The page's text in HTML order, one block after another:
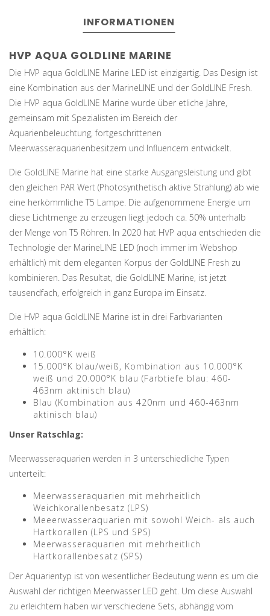
INFORMATIONEN
HVP AQUA GOLDLINE MARINE
Die HVP aqua GoldLINE Marine LED ist einzigartig. Das Design ist
eine Kombination aus der MarineLINE und der GoldLINE Fresh.
Die HVP aqua GoldLINE Marine wurde über etliche Jahre,
gemeinsam mit Spezialisten im Bereich der
Aquarienbeleuchtung, fortgeschrittenen
Meerwasseraquarienbesitzern und Influencern entwickelt.
Die GoldLINE Marine hat eine starke Ausgangsleistung und gibt
den gleichen PAR Wert (Photosynthetisch aktive Strahlung) ab wie
eine herkömmliche T5 Lampe. Die aufgenommene Energie um
diese Lichtmenge zu erzeugen liegt jedoch ca. 50% unterhalb
der Menge von T5 Röhren. In 2020 hat HVP aqua entschieden die
Technologie der MarineLINE LED (noch immer im Webshop
erhältlich) mit dem eleganten Korpus der GoldLINE Fresh zu
kombinieren. Das Resultat, die GoldLINE Marine, ist jetzt
tausendfach, erfolgreich in ganz Europa im Einsatz.
Die HVP aqua GoldLINE Marine ist in drei Farbvarianten
erhältlich:
10.000°K weiß
15.000°K blau/weiß, Kombination aus 10.000°K
weiß und 20.000°K blau (Farbtiefe blau: 460-
463nm aktinisch blau)
Blau (Kombination aus 420nm und 460-463nm
aktinisch blau)
Unser Ratschlag:
Meerwasseraquarien werden in 3 unterschiedliche Typen
unterteilt:
Meerwasseraquarien mit mehrheitlich
Weichkorallenbesatz (LPS)
Meeerwasseraquarien mit sowohl Weich- als auch
Hartkorallen (LPS und SPS)
Meerwasseraquarien mit mehrheitlich
Hartkorallenbesatz (SPS)
Der Aquarientyp ist von wesentlicher Bedeutung wenn es um die
Auswahl der richtigen Meerwasser LED geht. Um diese Auswahl
zu erleichtern haben wir verschiedene Sets, abhängig vom